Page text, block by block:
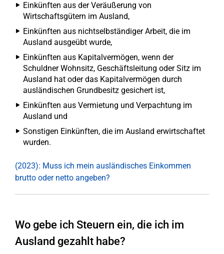
Einkünften aus der Veräußerung von
Wirtschaftsgütern im Ausland,
Einkünften aus nichtselbständiger Arbeit, die im
Ausland ausgeübt wurde,
Einkünften aus Kapitalvermögen, wenn der
Schuldner Wohnsitz, Geschäftsleitung oder Sitz im
Ausland hat oder das Kapitalvermögen durch
ausländischen Grundbesitz gesichert ist,
Einkünften aus Vermietung und Verpachtung im
Ausland und
Sonstigen Einkünften, die im Ausland erwirtschaftet
wurden.
(2023): Muss ich mein ausländisches Einkommen
brutto oder netto angeben?
Wo gebe ich Steuern ein, die ich im
Ausland gezahlt habe?